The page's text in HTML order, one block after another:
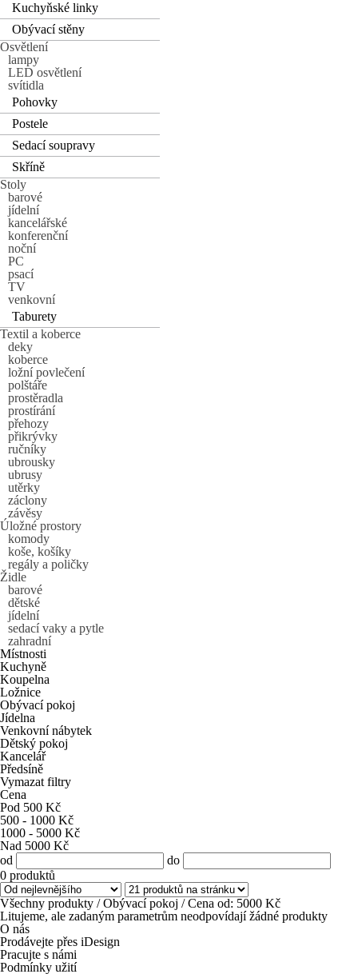
Kuchyňské linky
Obývací stěny
Osvětlení
lampy
LED osvětlení
svítidla
Pohovky
Postele
Sedací soupravy
Skříně
Stoly
barové
jídelní
kancelářské
konferenční
noční
PC
psací
TV
venkovní
Taburety
Textil a koberce
deky
koberce
ložní povlečení
polštáře
prostěradla
prostírání
přehozy
přikrývky
ručníky
ubrousky
ubrusy
utěrky
záclony
závěsy
Úložné prostory
komody
koše, košíky
regály a poličky
Židle
barové
dětské
jídelní
sedací vaky a pytle
zahradní
Místnosti
Kuchyně
Koupelna
Ložnice
Obývací pokoj
Jídelna
Venkovní nábytek
Dětský pokoj
Kancelář
Předsíně
Vymazat filtry
Cena
Pod 500 Kč
500 - 1000 Kč
1000 - 5000 Kč
Nad 5000 Kč
od
do
0 produktů
Všechny produkty /Obývací pokoj /Cena od: 5000 Kč
Litujeme, ale zadaným parametrům neodpovídají žádné produkty
O nás
Prodávejte přes iDesign
Pracujte s námi
Podmínky užití